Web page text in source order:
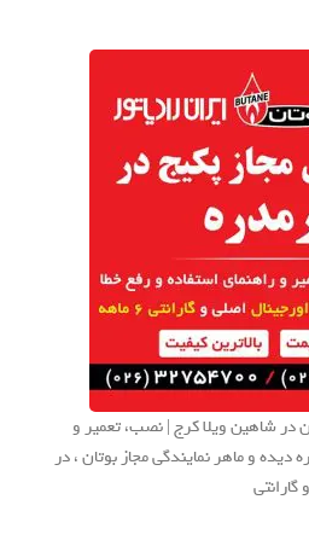
در شاهین ویلا کرج | نصب، تعمیر و
و ماهر نمایندگی مجاز بوتان ، در